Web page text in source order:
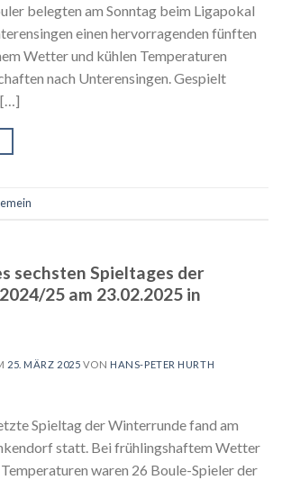
belegten am Sonntag beim Ligapokal
einen hervorragenden fünften
Wetter und kühlen Temperaturen
nach Unterensingen. Gespielt
[…]
sechsten Spieltages der
25 am 23.02.2025 in
25. MÄRZ 2025 VON HANS-PETER HURTH
Spieltag der Winterrunde fand am
statt. Bei frühlingshaftem Wetter
waren 26 Boule-Spieler der